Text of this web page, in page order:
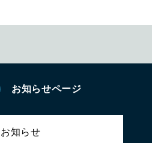
お知らせページ
お知らせ